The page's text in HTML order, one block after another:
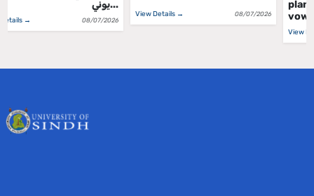
View Details → 08/07/2026
View Details → 08/07/2026